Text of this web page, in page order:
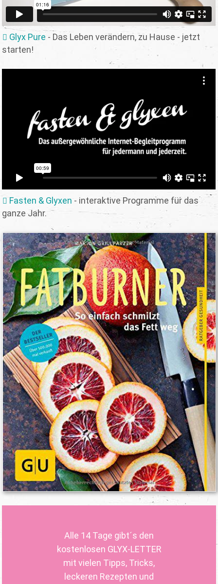
Glyx Pure - Das Leben verändern, zu Hause - jetzt
starten!
Fasten & Glyxen - interaktive Programme für das
ganze Jahr.
Alle 14 Tage gibt´s den
kostenlosen GLYX-LETTER
mit vielen Tipps, Tricks,
leckeren Rezepten und